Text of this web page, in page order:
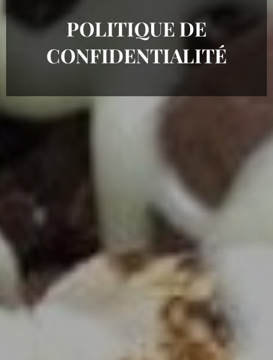
POLITIQUE DE
CONFIDENTIALITÉ